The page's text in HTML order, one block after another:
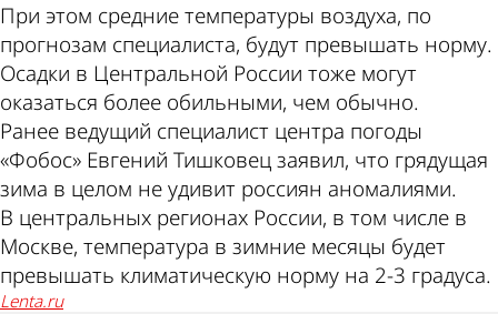
При этом средние температуры воздуха, по
прогнозам специалиста, будут превышать норму.
Осадки в Центральной России тоже могут
оказаться более обильными, чем обычно.
Ранее ведущий специалист центра погоды
«Фобос» Евгений Тишковец заявил, что грядущая
зима в целом не удивит россиян аномалиями.
В центральных регионах России, в том числе в
Москве, температура в зимние месяцы будет
превышать климатическую норму на 2-3 градуса.
lenta.ru